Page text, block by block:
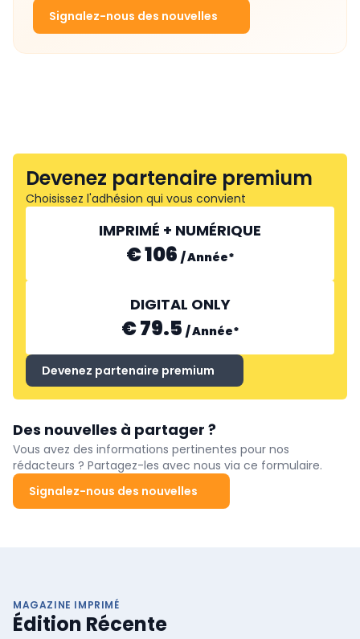
Signalez-nous des nouvelles
Devenez partenaire premium
Choisissez l'adhésion qui vous convient
IMPRIMÉ + NUMÉRIQUE
€ 106 /Année*
DIGITAL ONLY
€ 79.5 /Année*
Devenez partenaire premium
Des nouvelles à partager ?
Vous avez des informations pertinentes pour nos
rédacteurs ? Partagez-les avec nous via ce formulaire.
Signalez-nous des nouvelles
MAGAZINE IMPRIMÉ
Édition Récente